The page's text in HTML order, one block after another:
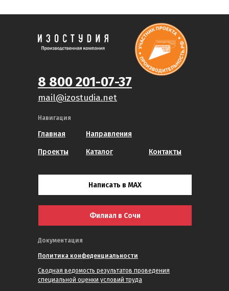
Главная
Политика конфеденциальности
Навигация
Документация
Направления
Каталог Контакты
8 800 201-07-37
Сводная ведомость результатов проведения
специальной оценки условий труда
Проекты
mail@izostudia.net
Написать в MAX
Филиал в Сочи